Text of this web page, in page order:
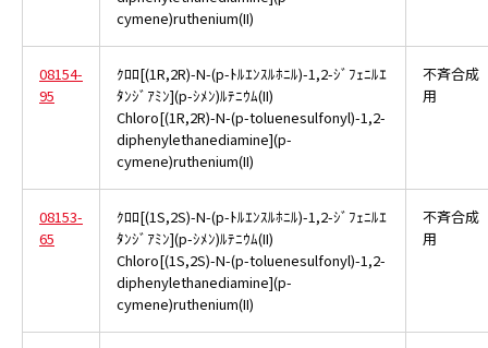
cymene)ruthenium(II)
08154-
95
ｸﾛﾛ[(1R,2R)-N-(p-ﾄﾙｴﾝｽﾙﾎﾆﾙ)-1,2-ｼﾞﾌｪﾆﾙｴ
ﾀﾝｼﾞｱﾐﾝ](p-ｼﾒﾝ)ﾙﾃﾆｳﾑ(II)
Chloro[(1R,2R)-N-(p-toluenesulfonyl)-1,2-
diphenylethanediamine](p-
cymene)ruthenium(II)
不斉合成
用
08153-
65
ｸﾛﾛ[(1S,2S)-N-(p-ﾄﾙｴﾝｽﾙﾎﾆﾙ)-1,2-ｼﾞﾌｪﾆﾙｴ
ﾀﾝｼﾞｱﾐﾝ](p-ｼﾒﾝ)ﾙﾃﾆｳﾑ(II)
Chloro[(1S,2S)-N-(p-toluenesulfonyl)-1,2-
diphenylethanediamine](p-
cymene)ruthenium(II)
不斉合成
用